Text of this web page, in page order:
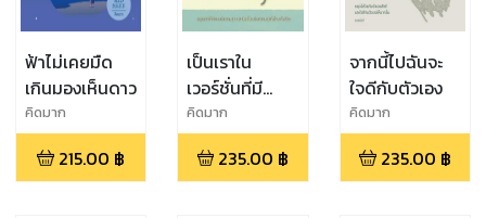
ฟ้าไม่เคยมืด
เกินมองเห็นดาว
คิดมาก
215.00 ฿
เป็นเราใน
เวอร์ชั่นที่มี
ความสุข
คิดมาก
235.00 ฿
จากนี้ไปฉันจะ
ใจดีกับตัวเอง
คิดมาก
235.00 ฿